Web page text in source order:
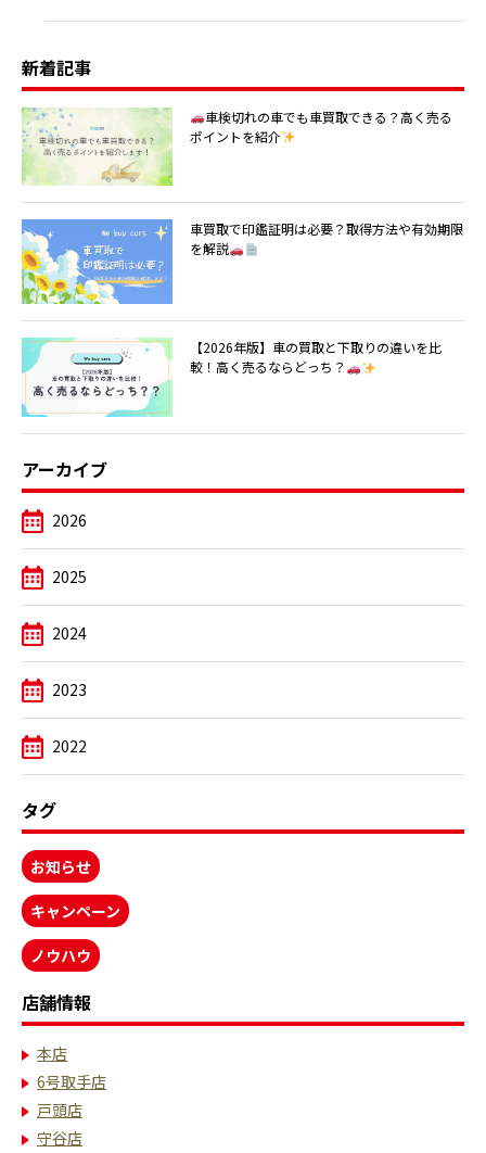
新着記事
車検切れの車でも車買取できる？高く売る
ポイントを紹介
車買取で印鑑証明は必要？取得方法や有効期限
を解説
【2026年版】車の買取と下取りの違いを比
較！高く売るならどっち？
アーカイブ
2026
2025
2024
2023
2022
タグ
お知らせ
キャンペーン
ノウハウ
店舗情報
本店
6号取手店
戸頭店
守谷店